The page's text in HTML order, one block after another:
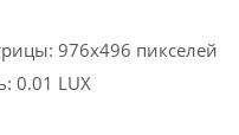
976х496 пикселей
0.01 LUX